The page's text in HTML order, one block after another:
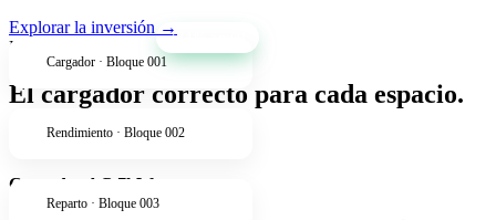
Explorar la inversión →
+34% anual
Cargador · Bloque 001
Rendimiento · Bloque 002
Reparto · Bloque 003
Productos
El cargador correcto para cada espacio.
AC · Residencial
Cargador AC 7kW